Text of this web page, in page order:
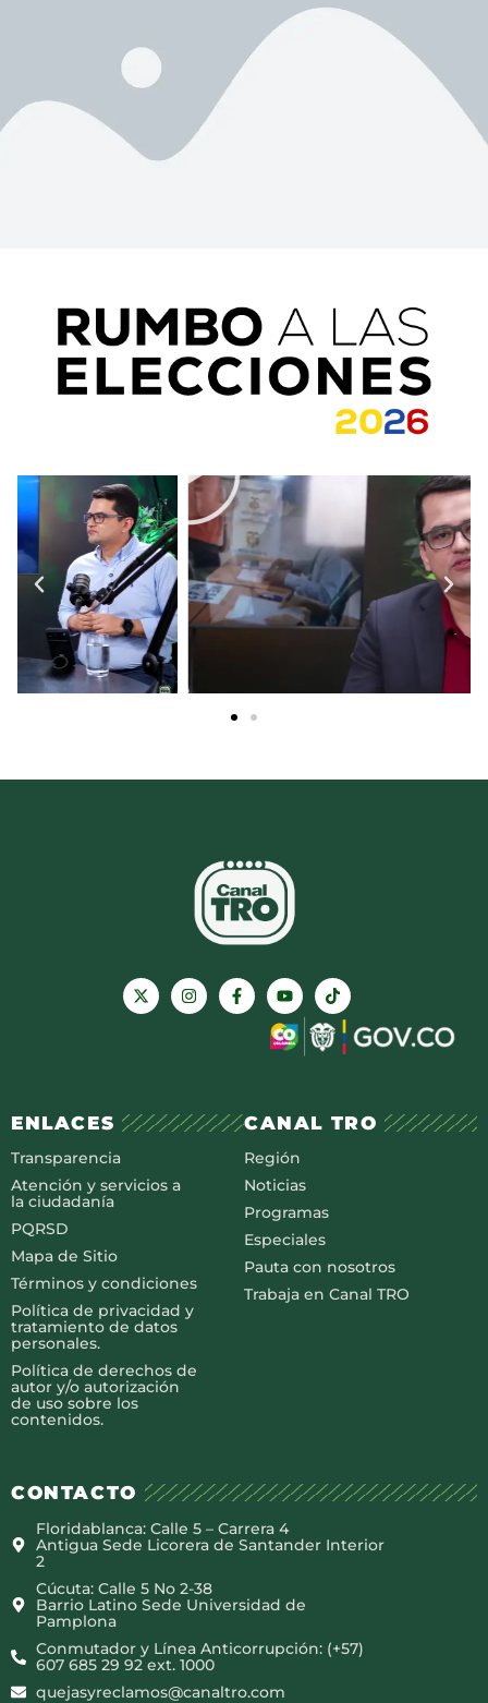
ENLACES
Transparencia
Atención y servicios a
la ciudadanía
PQRSD
Mapa de Sitio
Términos y condiciones
Política de privacidad y
tratamiento de datos
personales.
Política de derechos de
autor y/o autorización
de uso sobre los
contenidos.
CANAL TRO
Región
Noticias
Programas
Especiales
Pauta con nosotros
Trabaja en Canal TRO
CONTACTO
Floridablanca: Calle 5 – Carrera 4
Antigua Sede Licorera de Santander Interior
2
Cúcuta: Calle 5 No 2-38
Barrio Latino Sede Universidad de
Pamplona
Conmutador y Línea Anticorrupción: (+57)
607 685 29 92 ext. 1000
quejasyreclamos@canaltro.com